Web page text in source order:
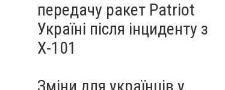
передачу ракет Patriot
Україні після інциденту з
Х-101